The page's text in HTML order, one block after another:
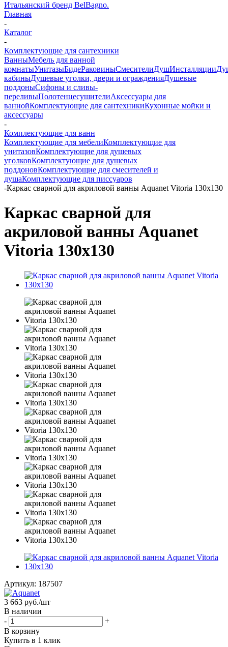
Итальянский бренд BelBagno.
Главная
-
Каталог
-
Комплектующие для сантехники
ВанныМебель для ванной
комнатыУнитазыБидеРаковиныСмесителиДушИнсталляции
кабиныДушевые уголки, двери и огражденияДушевые
поддоныСифоны и сливы-
переливыПолотенцесушителиАксессуары для
ваннойКомплектующие для сантехникиКухонные мойки и
аксессуары
-
Комплектующие для ванн
Комплектующие для мебелиКомплектующие для
унитазовКомплектующие для душевых
уголковКомплектующие для душевых
поддоновКомплектующие для смесителей и
душаКомплектующие для писсуаров
-Каркас сварной для акриловой ванны Aquanet Vitoria 130x130
Каркас сварной для
акриловой ванны Aquanet
Vitoria 130x130
Артикул: 187507
3 663 руб./шт
В наличии
-
+
В корзину
Купить в 1 клик